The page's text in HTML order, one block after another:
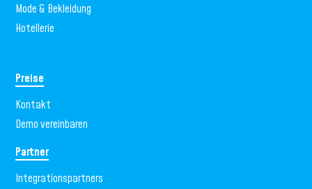
Mode & Bekleidung
Hotellerie
Preise
Kontakt
Demo vereinbaren
Partner
Integrationspartners